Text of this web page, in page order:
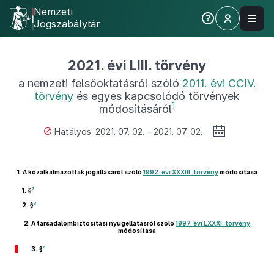
Nemzeti
Jogszabálytár
2021. évi LIII. törvény
a nemzeti felsőoktatásról szóló 2011. évi CCIV.
törvény és egyes kapcsolódó törvények
módosításáról1
Hatályos: 2021. 07. 02. – 2021. 07. 02.
1. A közalkalmazottak jogállásáról szóló 1992. évi XXXIII. törvénymódosítása
1. §2
2. §3
2. A társadalombiztosítási nyugellátásról szóló 1997. évi LXXXI. törvény
módosítása
3. §4